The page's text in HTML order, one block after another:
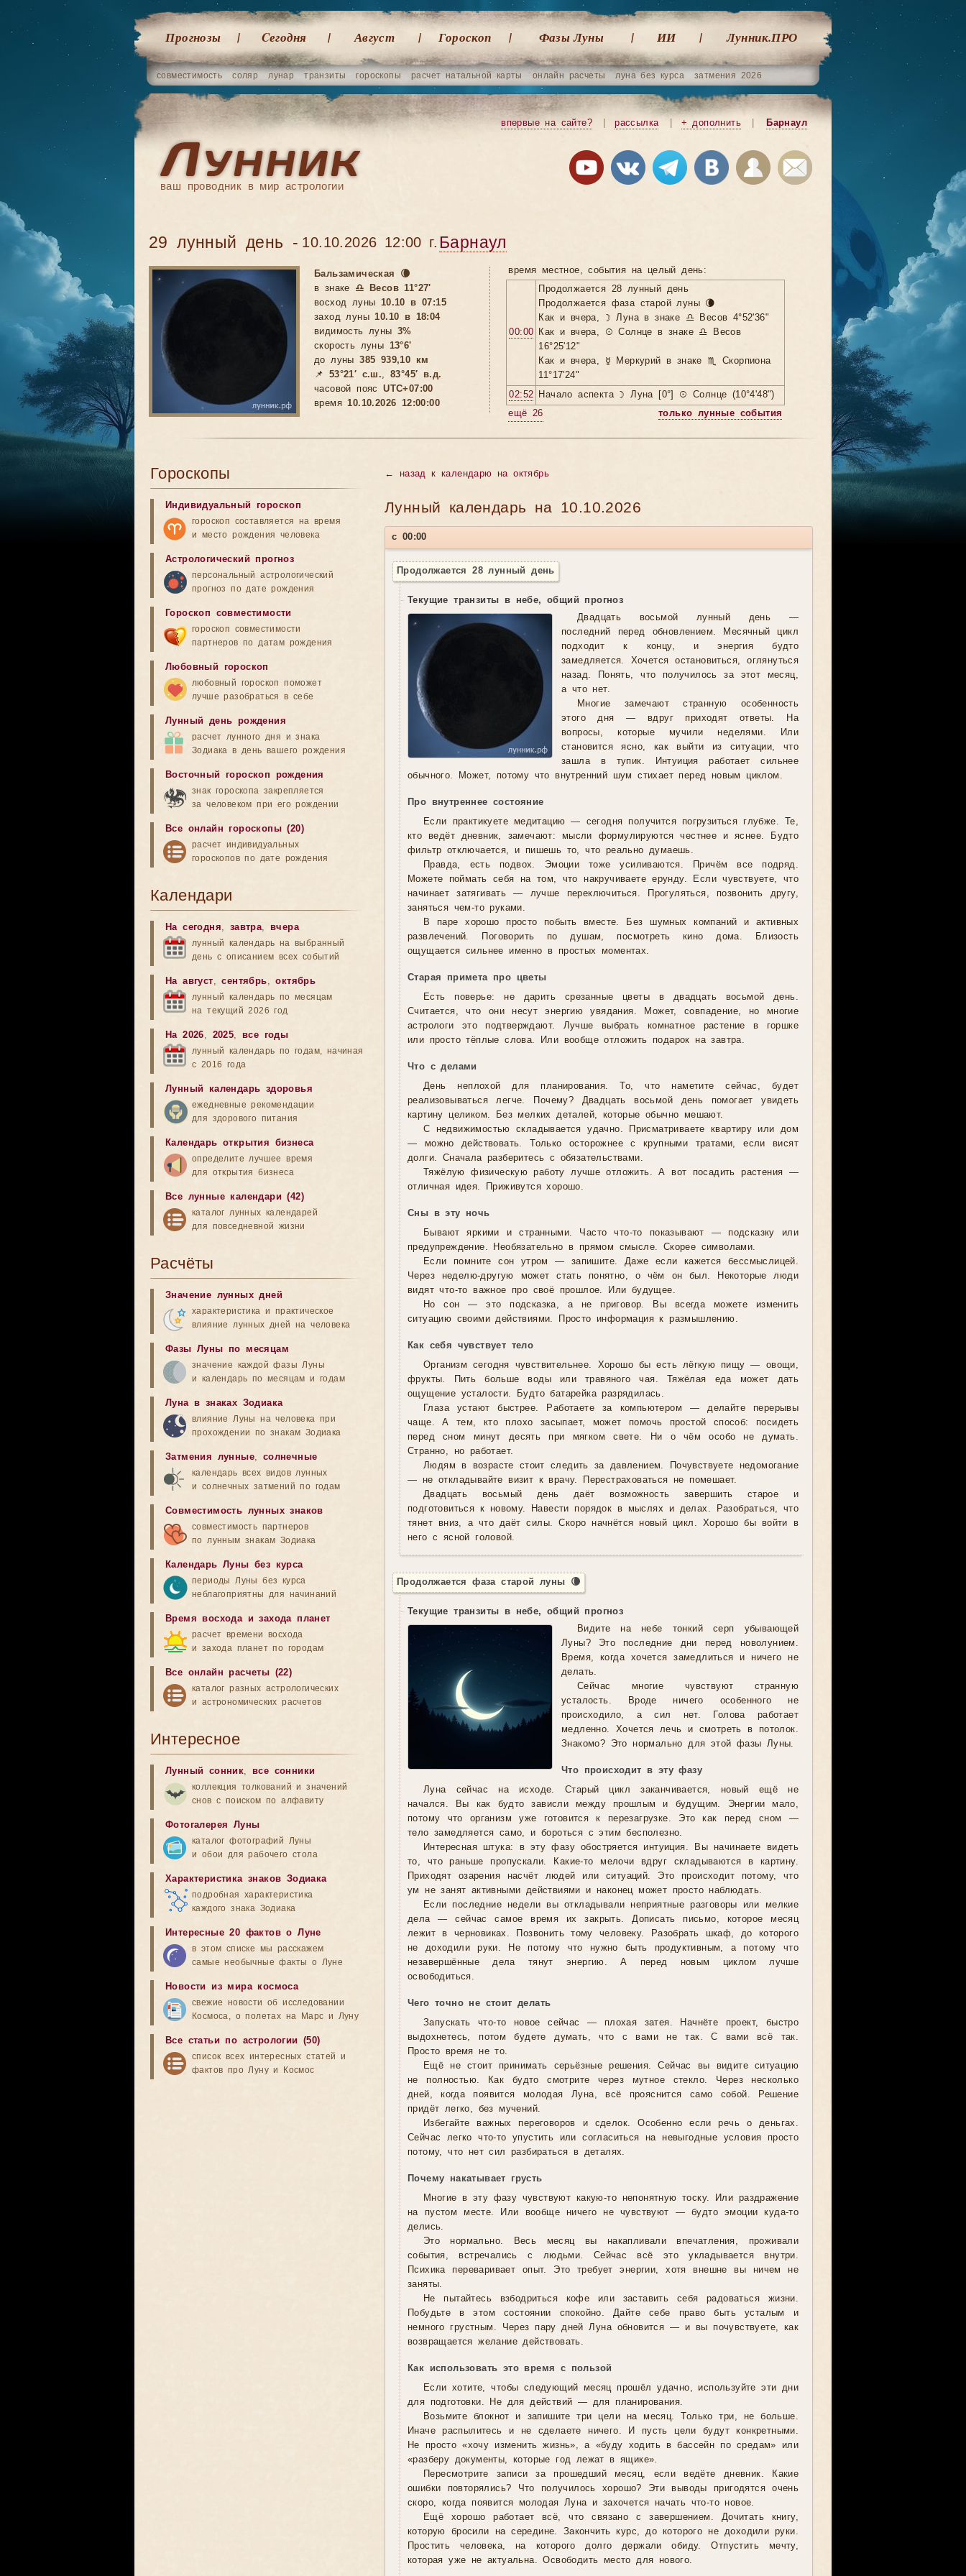
Прогнозы Cегодня Август Гороскоп Фазы Луны ИИ Лунник.ПРО
совместимость соляр лунар транзиты гороскопы расчет натальной карты онлайн расчеты луна без курса затмения 2026
ваш проводник в мир астрологии
впервые на сайте? рассылка + дополнить Барнаул
29 лунный день - 10.10.2026 12:00 г. Барнаул
Бальзамическая 🌘
в знаке ♎ Весов 11°27'
восход луны 10.10 в 07:15
заход луны10.10 в 18:04
видимость луны 3%
скорость луны 13°6'
до луны385 939,10 км
📌 53°21′ с.ш.,83°45′ в.д.
часовой поясUTC+07:00
время10.10.2026 12:00:00
время местное, cобытия на целый день:
00:00
Продолжается 28 лунный день
Продолжается фаза старой луны 🌘
Как и вчера, ☽ Луна в знаке ♎ Весов 4°52'36"
Как и вчера, ☉ Солнце в знаке ♎ Весов
16°25'12"
Как и вчера, ☿ Меркурий в знаке ♏ Скорпиона
11°17'24"
02:52 Начало аспекта ☽ Луна [0°] ☉ Солнце (10°4'48")
ещё 26
только лунные события
← назад к календарю на октябрь
Лунный календарь на 10.10.2026
с 00:00
Продолжается 28 лунный день
Текущие транзиты в небе, общий прогноз
Двадцать восьмой лунный день —
последний перед обновлением. Месячный цикл
подходит к концу, и энергия будто
замедляется. Хочется остановиться, оглянуться
назад. Понять, что получилось за этот месяц,
а что нет.
Многие замечают странную особенность
этого дня — вдруг приходят ответы. На
вопросы, которые мучили неделями. Или
становится ясно, как выйти из ситуации, что
зашла в тупик. Интуиция работает сильнее
обычного. Может, потому что внутренний шум стихает перед новым циклом.
Про внутреннее состояние
Если практикуете медитацию — сегодня получится погрузиться глубже. Те,
кто ведёт дневник, замечают: мысли формулируются честнее и яснее. Будто
фильтр отключается, и пишешь то, что реально думаешь.
Правда, есть подвох. Эмоции тоже усиливаются. Причём все подряд.
Можете поймать себя на том, что накручиваете ерунду. Если чувствуете, что
начинает затягивать — лучше переключиться. Прогуляться, позвонить другу,
заняться чем-то руками.
В паре хорошо просто побыть вместе. Без шумных компаний и активных
развлечений. Поговорить по душам, посмотреть кино дома. Близость
ощущается сильнее именно в простых моментах.
Старая примета про цветы
Есть поверье: не дарить срезанные цветы в двадцать восьмой день.
Считается, что они несут энергию увядания. Может, совпадение, но многие
астрологи это подтверждают. Лучше выбрать комнатное растение в горшке
или просто тёплые слова. Или вообще отложить подарок на завтра.
Что с делами
День неплохой для планирования. То, что наметите сейчас, будет
реализовываться легче. Почему? Двадцать восьмой день помогает увидеть
картину целиком. Без мелких деталей, которые обычно мешают.
С недвижимостью складывается удачно. Присматриваете квартиру или дом
— можно действовать. Только осторожнее с крупными тратами, если висят
долги. Сначала разберитесь с обязательствами.
Тяжёлую физическую работу лучше отложить. А вот посадить растения —
отличная идея. Приживутся хорошо.
Сны в эту ночь
Бывают яркими и странными. Часто что-то показывают — подсказку или
предупреждение. Необязательно в прямом смысле. Скорее символами.
Если помните сон утром — запишите. Даже если кажется бессмыслицей.
Через неделю-другую может стать понятно, о чём он был. Некоторые люди
видят что-то важное про своё прошлое. Или будущее.
Но сон — это подсказка, а не приговор. Вы всегда можете изменить
ситуацию своими действиями. Просто информация к размышлению.
Как себя чувствует тело
Организм сегодня чувствительнее. Хорошо бы есть лёгкую пищу — овощи,
фрукты. Пить больше воды или травяного чая. Тяжёлая еда может дать
ощущение усталости. Будто батарейка разрядилась.
Глаза устают быстрее. Работаете за компьютером — делайте перерывы
чаще. А тем, кто плохо засыпает, может помочь простой способ: посидеть
перед сном минут десять при мягком свете. Ни о чём особо не думать.
Странно, но работает.
Людям в возрасте стоит следить за давлением. Почувствуете недомогание
— не откладывайте визит к врачу. Перестраховаться не помешает.
Двадцать восьмый день даёт возможность завершить старое и
подготовиться к новому. Навести порядок в мыслях и делах. Разобраться, что
тянет вниз, а что даёт силы. Скоро начнётся новый цикл. Хорошо бы войти в
него с ясной головой.
Продолжается фаза старой луны 🌘
Текущие транзиты в небе, общий прогноз
Видите на небе тонкий серп убывающей
Луны? Это последние дни перед новолунием.
Время, когда хочется замедлиться и ничего не
делать.
Сейчас многие чувствуют странную
усталость. Вроде ничего особенного не
происходило, а сил нет. Голова работает
медленно. Хочется лечь и смотреть в потолок.
Знакомо? Это нормально для этой фазы Луны.
Что происходит в эту фазу
Луна сейчас на исходе. Старый цикл заканчивается, новый ещё не
начался. Вы как будто зависли между прошлым и будущим. Энергии мало,
потому что организм уже готовится к перезагрузке. Это как перед сном —
тело замедляется само, и бороться с этим бесполезно.
Интересная штука: в эту фазу обостряется интуиция. Вы начинаете видеть
то, что раньше пропускали. Какие-то мелочи вдруг складываются в картину.
Приходят озарения насчёт людей или ситуаций. Это происходит потому, что
ум не занят активными действиями и наконец может просто наблюдать.
Если последние недели вы откладывали неприятные разговоры или мелкие
дела — сейчас самое время их закрыть. Дописать письмо, которое месяц
лежит в черновиках. Позвонить тому человеку. Разобрать шкаф, до которого
не доходили руки. Не потому что нужно быть продуктивным, а потому что
незавершённые дела тянут энергию. А перед новым циклом лучше
освободиться.
Чего точно не стоит делать
Запускать что-то новое сейчас — плохая затея. Начнёте проект, быстро
выдохнетесь, потом будете думать, что с вами не так. С вами всё так.
Просто время не то.
Ещё не стоит принимать серьёзные решения. Сейчас вы видите ситуацию
не полностью. Как будто смотрите через мутное стекло. Через несколько
дней, когда появится молодая Луна, всё прояснится само собой. Решение
придёт легко, без мучений.
Избегайте важных переговоров и сделок. Особенно если речь о деньгах.
Сейчас легко что-то упустить или согласиться на невыгодные условия просто
потому, что нет сил разбираться в деталях.
Почему накатывает грусть
Многие в эту фазу чувствуют какую-то непонятную тоску. Или раздражение
на пустом месте. Или вообще ничего не чувствуют — будто эмоции куда-то
делись.
Это нормально. Весь месяц вы накапливали впечатления, проживали
события, встречались с людьми. Сейчас всё это укладывается внутри.
Психика переваривает опыт. Это требует энергии, хотя внешне вы ничем не
заняты.
Не пытайтесь взбодриться кофе или заставить себя радоваться жизни.
Побудьте в этом состоянии спокойно. Дайте себе право быть усталым и
немного грустным. Через пару дней Луна обновится — и вы почувствуете, как
возвращается желание действовать.
Как использовать это время с пользой
Если хотите, чтобы следующий месяц прошёл удачно, используйте эти дни
для подготовки. Не для действий — для планирования.
Возьмите блокнот и запишите три цели на месяц. Только три, не больше.
Иначе распылитесь и не сделаете ничего. И пусть цели будут конкретными.
Не просто «хочу изменить жизнь», а «буду ходить в бассейн по средам» или
«разберу документы, которые год лежат в ящике».
Пересмотрите записи за прошедший месяц, если ведёте дневник. Какие
ошибки повторялись? Что получилось хорошо? Эти выводы пригодятся очень
скоро, когда появится молодая Луна и захочется начать что-то новое.
Ещё хорошо работает всё, что связано с завершением. Дочитать книгу,
которую бросили на середине. Закончить курс, до которого не доходили руки.
Простить человека, на которого долго держали обиду. Отпустить мечту,
которая уже не актуальна. Освободить место для нового.
Гороскопы
Индивидуальный гороскоп
гороскоп составляется на время
и место рождения человека
Астрологический прогноз
персональный астрологический
прогноз по дате рождения
Гороскоп совместимости
гороскоп совместимости
партнеров по датам рождения
Любовный гороскоп
любовный гороскоп поможет
лучше разобраться в себе
Лунный день рождения
расчет лунного дня и знака
Зодиака в день вашего рождения
Восточный гороскоп рождения
знак гороскопа закрепляется
за человеком при его рождении
Все онлайн гороскопы (20)
расчет индивидуальных
гороскопов по дате рождения
Календари
На сегодня, завтра, вчера
лунный календарь на выбранный
день с описанием всех событий
На август,сентябрь,октябрь
лунный календарь по месяцам
на текущий 2026 год
На 2026, 2025,все годы
лунный календарь по годам, начиная
с 2016 года
Лунный календарь здоровья
ежедневные рекомендации
для здорового питания
Календарь открытия бизнеса
определите лучшее время
для открытия бизнеса
Все лунные календари (42)
каталог лунных календарей
для повседневной жизни
Расчёты
Значение лунных дней
характеристика и практическое
влияние лунных дней на человека
Фазы Луны по месяцам
значение каждой фазы Луны
и календарь по месяцам и годам
Луна в знаках Зодиака
влияние Луны на человека при
прохождении по знакам Зодиака
Затмения лунные, солнечные
календарь всех видов лунных
и солнечных затмений по годам
Совместимость лунных знаков
совместимость партнеров
по лунным знакам Зодиака
Календарь Луны без курса
периоды Луны без курса
неблагоприятны для начинаний
Время восхода и захода планет
расчет времени восхода
и захода планет по городам
Все онлайн расчеты (22)
каталог разных астрологических
и астрономических расчетов
Интересное
Лунный сонник, все сонники
коллекция толкований и значений
снов с поиском по алфавиту
Фотогалерея Луны
каталог фотографий Луны
и обои для рабочего стола
Характеристика знаков Зодиака
подробная характеристика
каждого знака Зодиака
Интересные 20 фактов о Луне
в этом списке мы расскажем
самые необычные факты о Луне
Новости из мира космоса
свежие новости об исследовании
Космоса, о полетах на Марс и Луну
Все статьи по астрологии (50)
список всех интересных статей и
фактов про Луну и Космос